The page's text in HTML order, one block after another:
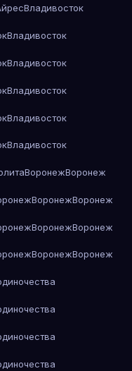
Владивосток
Владивосток
Владивосток
Владивосток
Владивосток
Владивосток
ВоронежВоронеж
ВоронежВоронеж
ВоронежВоронеж
ВоронежВоронеж